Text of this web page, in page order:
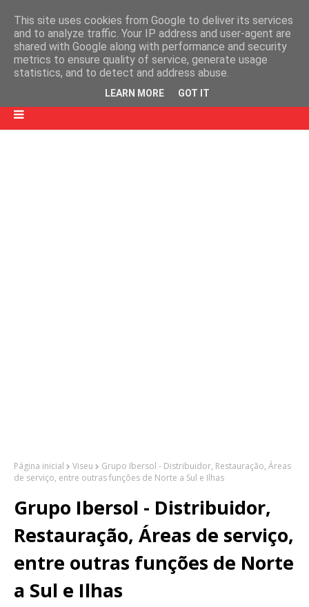
Página inicial Viseu
Grupo Ibersol - Distribuidor, Restauração, Áreas
de serviço, entre outras funções de Norte a Sul e Ilhas
Grupo Ibersol - Distribuidor,
Restauração, Áreas de serviço,
entre outras funções de Norte
a Sul e Ilhas
This site uses cookies from Google to deliver its services
and to analyze traffic. Your IP address and user-agent are
shared with Google along with performance and security
metrics to ensure quality of service, generate usage
statistics, and to detect and address abuse.
LEARN MORE GOT IT